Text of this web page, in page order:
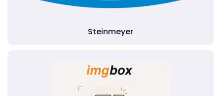
Steinmeyer